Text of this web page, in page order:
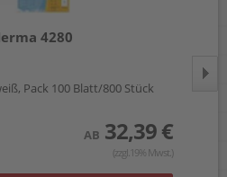
4280
Pack 100 Blatt/800 Stück
AB 32,39 €
(zzgl.19% Mwst.)